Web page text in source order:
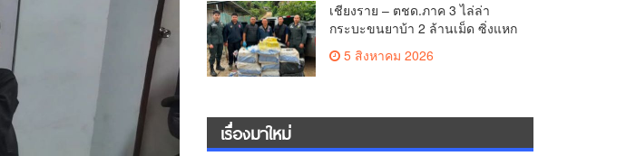
เชียงราย – ตชด.ภาค 3 ไล่ล่า
กระบะขนยาบ้า 2 ล้านเม็ด ซิ่งแหก
โค้งอัดกำแพงบ้านพังยับ ก่อนคนขับ
ทิ้งรถดอดหนีเข้าป่า
5 สิงหาคม 2026
เรื่องมาใหม่